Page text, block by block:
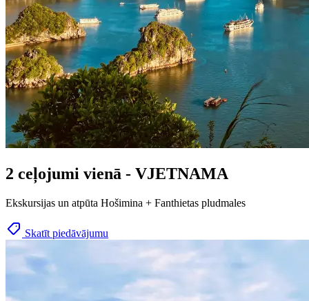
2 ceļojumi vienā - VJETNAMA
Ekskursijas un atpūta Hošimina + Fanthietas pludmales
Skatīt piedāvājumu